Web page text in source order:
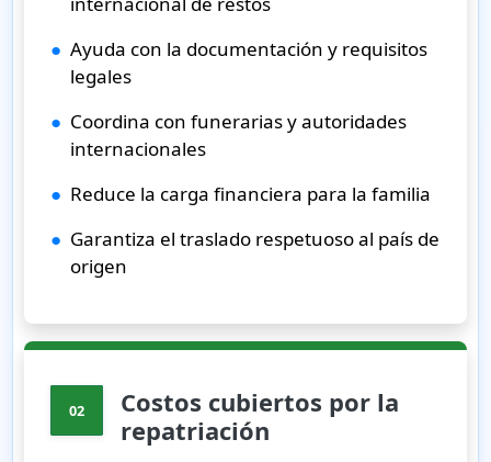
● Ayuda con la documentación y requisitos
legales
● Coordina con funerarias y autoridades
internacionales
● Reduce la carga financiera para la familia
● Garantiza el traslado respetuoso al país de
origen
02
Costos cubiertos por la
repatriación